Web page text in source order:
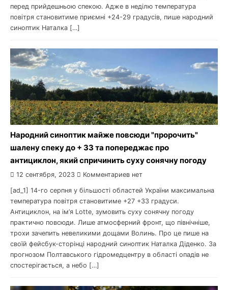
перед прийдешньою спекою. Адже в неділю температура
повітря становитиме приємні +24-29 градусів, пише народний
синоптик Наталка […]
Народний синоптик майже повсюди "пророчить"
шалену спеку до + 33 та попереджає про
антициклон, який спричинить суху сонячну погоду
12 сентября, 2023 Комментариев нет
[ad_1] 14-го серпня у більшості областей України максимальна
температура повітря становитиме +27 +33 градуси.
Антициклон, на ім’я Lotte, зумовить суху сонячну погоду
практично повсюди. Лише атмосферний фронт, що північніше,
трохи зачепить невеликими дощами Волинь. Про це пише на
своїй фейсбук-сторінці народний синоптик Наталка Діденко. За
прогнозом Полтавського гідромедцентру в області опадів не
спостерігається, а небо […]